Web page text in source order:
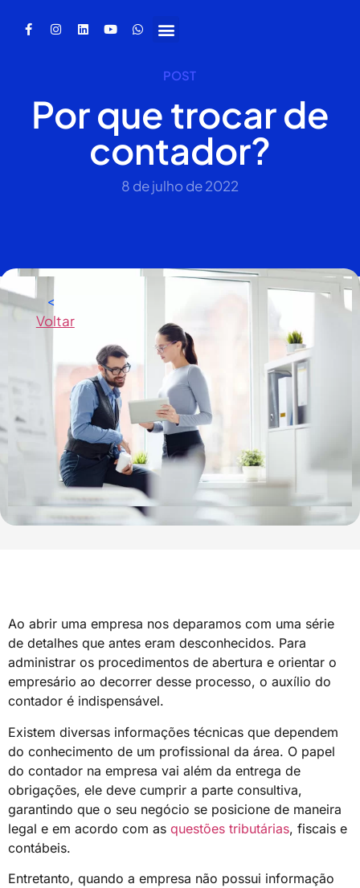
<
Voltar
POST
Por que trocar de
contador?
8 de julho de 2022
Ao abrir uma empresa nos deparamos com uma série
de detalhes que antes eram desconhecidos. Para
administrar os procedimentos de abertura e orientar o
empresário ao decorrer desse processo, o auxílio do
contador é indispensável.
Existem diversas informações técnicas que dependem
do conhecimento de um profissional da área. O papel
do contador na empresa vai além da entrega de
obrigações, ele deve cumprir a parte consultiva,
garantindo que o seu negócio se posicione de maneira
legal e em acordo com as questões tributárias, fiscais e
contábeis.
Entretanto, quando a empresa não possui informação